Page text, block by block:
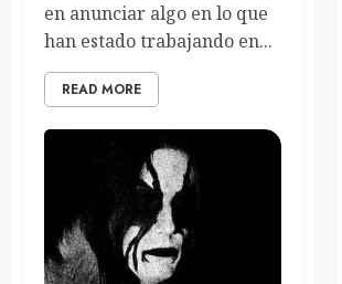
en anunciar algo en lo que
han estado trabajando en...
READ MORE